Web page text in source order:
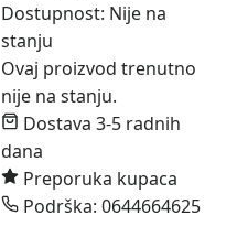
Dostupnost: Nije na
stanju
Ovaj proizvod trenutno
nije na stanju.
Dostava 3-5 radnih
dana
Preporuka kupaca
Podrška: 0644664625